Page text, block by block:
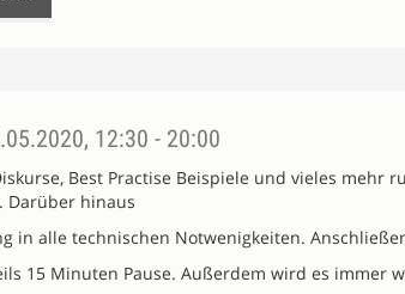
12:30 - 20:00
Best Practise Beispiele und vieles
Darüber hinaus
alle technischen Notwenigkeiten.
15 Minuten Pause. Außerdem wird es immer